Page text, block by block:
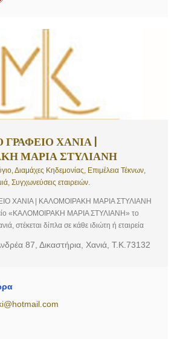
δίκαιο, Δίκαιο αλλοδαπών, Συμβόλαια
– Καταστατικά, Μεταφράσεις στα Γαλλικά &
Τροχαία ατυχήματα – Αποζημιώσεις,
Διαζύγια – Διατροφές – Επιμέλεια παιδιών,
Ρύθμιση οφειλών υπερχρεωμένων
ΧΑΝΙΑ |
ΜΑΡΙΑ ΣΤΥΛΙΑΝΗ
Διαμάχες Κηδεμονίας, Επιμέλεια Τέκνων,
Συγχωνεύσεις εταιρειών.
ΧΑΝΙΑ | ΚΑΛΟΜΟΙΡΑΚΗ ΜΑΡΙΑ ΣΤΥΛΙΑΝΗ
«ΚΑΛΟΜΟΙΡΑΚΗ ΜΑΡΙΑ ΣΤΥΛΙΑΝΗ» το
στέκεται δίπλα σε κάθε ιδιώτη ή εταιρεία
τους. Υπηρεσίες που παρέχονται…
τους τομείς δικαίου, σας εγγυώνται την
με μεθοδικότητα, λογική και
Επικοινωνήστε μαζί μας ή περάστε από
μας για να συζητήσουμε το πρόβλημά σας και
87, Δικαστήρια, Χανιά, Τ.Κ.73132